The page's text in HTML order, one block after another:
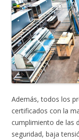
Además, todos los
certificados con la
cumplimiento de las
seguridad, baja